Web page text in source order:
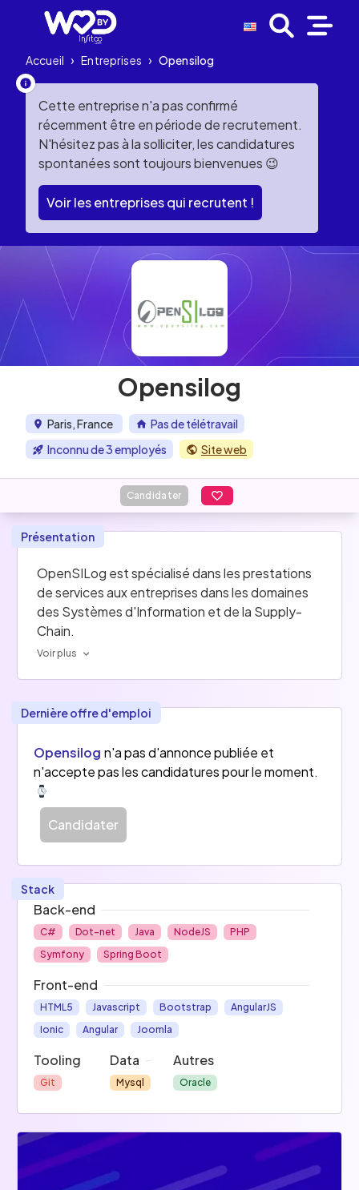
Accueil › Entreprises › Opensilog
Cette entreprise n'a pas confirmé
récemment être en période de recrutement.
N'hésitez pas à la solliciter, les candidatures
spontanées sont toujours bienvenues 😉
Voir les entreprises qui recrutent !
Opensilog
Paris, France
Pas de télétravail
Inconnu de 3 employés
Site web
Candidater
Présentation
OpenSILog est spécialisé dans les prestations
de services aux entreprises dans les domaines
des Systèmes d'Information et de la Supply-
Chain.
Voir plus
Dernière offre d'emploi
Opensilog n'a pas d'annonce publiée et
n'accepte pas les candidatures pour le moment.
Candidater
Stack
Back-end
C# Dot-net Java NodeJS
PHP
Symfony
Spring Boot
Front-end
HTML5 Javascript Bootstrap
AngularJS
Ionic
Angular Joomla
Tooling
Git
Data
Mysql
Autres
Oracle